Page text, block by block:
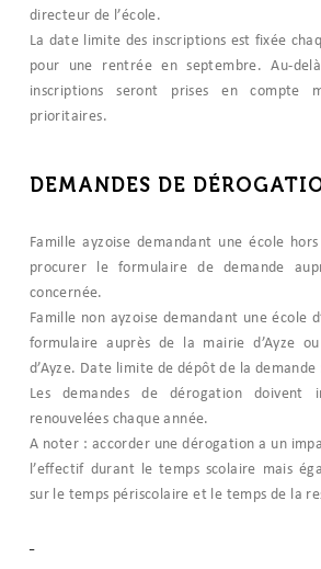
directeur de l’école.
La date limite des inscriptions est fixée
pour une rentrée en septembre. Au-
inscriptions seront prises en compte
prioritaires.
DEMANDES DE
Famille ayzoise demandant une école
procurer le formulaire de demande
concernée.
Famille non ayzoise demandant une école
formulaire auprès de la mairie d’Ayze
d’Ayze. Date limite de dépôt de la demande
Les demandes de dérogation doivent
renouvelées chaque année.
A noter : accorder une dérogation a un
l’effectif durant le temps scolaire mais
sur le temps périscolaire et le temps de la